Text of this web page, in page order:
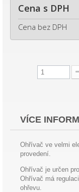
Cena s DPH
Cena bez DPH
VÍCE
Ohřívač ve velmi
provedení.
Ohřívač je určen
Ohřívač má
ohřevu.